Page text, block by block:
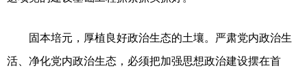
固本培元，厚植良好政治生态的土壤。严肃党内政治生
活、净化党内政治生态，必须把加强思想政治建设摆在首